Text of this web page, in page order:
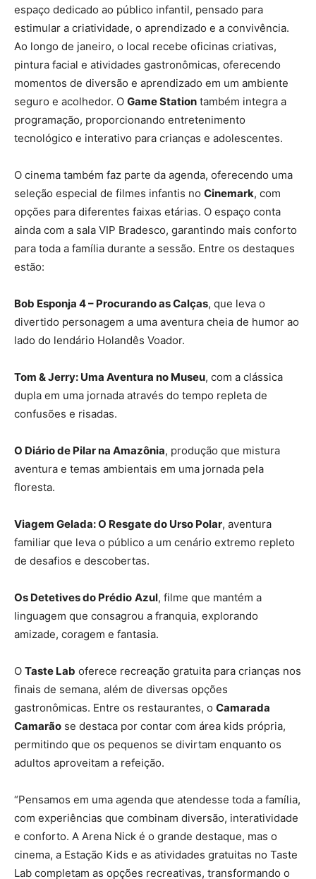
espaço dedicado ao público infantil, pensado para
estimular a criatividade, o aprendizado e a convivência.
Ao longo de janeiro, o local recebe oficinas criativas,
pintura facial e atividades gastronômicas, oferecendo
momentos de diversão e aprendizado em um ambiente
seguro e acolhedor. O Game Station também integra a
programação, proporcionando entretenimento
tecnológico e interativo para crianças e adolescentes.
O cinema também faz parte da agenda, oferecendo uma
seleção especial de filmes infantis no Cinemark, com
opções para diferentes faixas etárias. O espaço conta
ainda com a sala VIP Bradesco, garantindo mais conforto
para toda a família durante a sessão. Entre os destaques
estão:
Bob Esponja 4 – Procurando as Calças, que leva o
divertido personagem a uma aventura cheia de humor ao
lado do lendário Holandês Voador.
Tom & Jerry: Uma Aventura no Museu, com a clássica
dupla em uma jornada através do tempo repleta de
confusões e risadas.
O Diário de Pilar na Amazônia, produção que mistura
aventura e temas ambientais em uma jornada pela
floresta.
Viagem Gelada: O Resgate do Urso Polar, aventura
familiar que leva o público a um cenário extremo repleto
de desafios e descobertas.
Os Detetives do Prédio Azul, filme que mantém a
linguagem que consagrou a franquia, explorando
amizade, coragem e fantasia.
O Taste Lab oferece recreação gratuita para crianças nos
finais de semana, além de diversas opções
gastronômicas. Entre os restaurantes, o Camarada
Camarão se destaca por contar com área kids própria,
permitindo que os pequenos se divirtam enquanto os
adultos aproveitam a refeição.
“Pensamos em uma agenda que atendesse toda a família,
com experiências que combinam diversão, interatividade
e conforto. A Arena Nick é o grande destaque, mas o
cinema, a Estação Kids e as atividades gratuitas no Taste
Lab completam as opções recreativas, transformando o